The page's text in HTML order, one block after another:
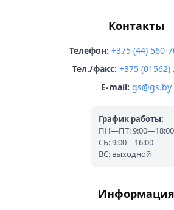
Контакты
Телефон: +375 (44) 560-
Тел./факс: +375 (01562)
E-mail: gs@gs.by
График работы:
ПН—ПТ: 9:00—18:00
СБ: 9:00—16:00
ВС: выходной
Информация